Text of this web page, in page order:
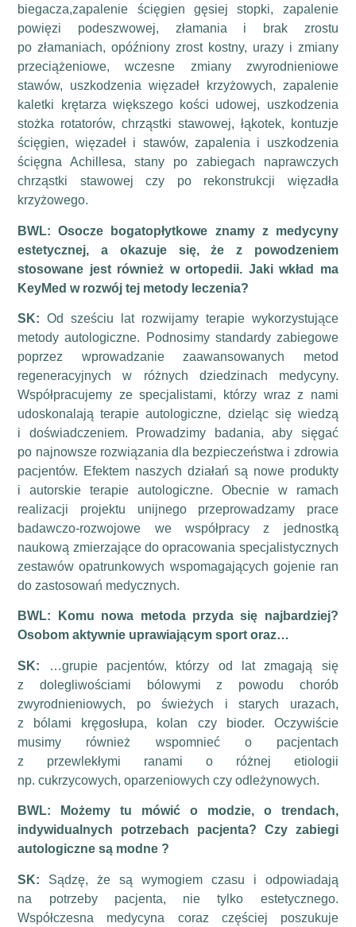
biegacza,zapalenie ścięgien gęsiej stopki, zapalenie
powięzi podeszwowej, złamania i brak zrostu
po złamaniach, opóźniony zrost kostny, urazy i zmiany
przeciążeniowe, wczesne zmiany zwyrodnieniowe
stawów, uszkodzenia więzadeł krzyżowych, zapalenie
kaletki krętarza większego kości udowej, uszkodzenia
stożka rotatorów, chrząstki stawowej, łąkotek, kontuzje
ścięgien, więzadeł i stawów, zapalenia i uszkodzenia
ścięgna Achillesa, stany po zabiegach naprawczych
chrząstki stawowej czy po rekonstrukcji więzadła
krzyżowego.
BWL: Osocze bogatopłytkowe znamy z medycyny
estetycznej, a okazuje się, że z powodzeniem
stosowane jest również w ortopedii. Jaki wkład ma
KeyMed w rozwój tej metody leczenia?
SK: Od sześciu lat rozwijamy terapie wykorzystujące
metody autologiczne. Podnosimy standardy zabiegowe
poprzez wprowadzanie zaawansowanych metod
regeneracyjnych w różnych dziedzinach medycyny.
Współpracujemy ze specjalistami, którzy wraz z nami
udoskonalają terapie autologiczne, dzieląc się wiedzą
i doświadczeniem. Prowadzimy badania, aby sięgać
po najnowsze rozwiązania dla bezpieczeństwa i zdrowia
pacjentów. Efektem naszych działań są nowe produkty
i autorskie terapie autologiczne. Obecnie w ramach
realizacji projektu unijnego przeprowadzamy prace
badawczo-rozwojowe we współpracy z jednostką
naukową zmierzające do opracowania specjalistycznych
zestawów opatrunkowych wspomagających gojenie ran
do zastosowań medycznych.
BWL: Komu nowa metoda przyda się najbardziej?
Osobom aktywnie uprawiającym sport oraz…
SK: …grupie pacjentów, którzy od lat zmagają się
z dolegliwościami bólowymi z powodu chorób
zwyrodnieniowych, po świeżych i starych urazach,
z bólami kręgosłupa, kolan czy bioder. Oczywiście
musimy również wspomnieć o pacjentach
z przewlekłymi ranami o różnej etiologii
np. cukrzycowych, oparzeniowych czy odleżynowych.
BWL: Możemy tu mówić o modzie, o trendach,
indywidualnych potrzebach pacjenta?
Czy zabiegi
autologiczne są modne ?
SK: Sądzę, że są wymogiem czasu i odpowiadają
na potrzeby pacjenta, nie tylko estetycznego.
Współczesna medycyna coraz częściej poszukuje